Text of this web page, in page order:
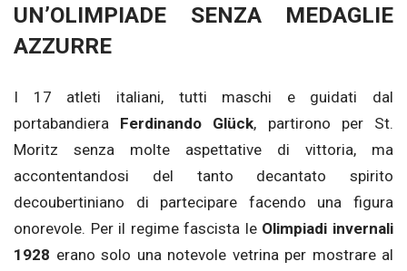
UN’OLIMPIADE SENZA MEDAGLIE
AZZURRE
I 17 atleti italiani, tutti maschi e guidati dal
portabandiera Ferdinando Glück, partirono per St.
Moritz senza molte aspettative di vittoria, ma
accontentandosi del tanto decantato spirito
decoubertiniano di partecipare facendo una figura
onorevole. Per il regime fascista le Olimpiadi invernali
1928 erano solo una notevole vetrina per mostrare al